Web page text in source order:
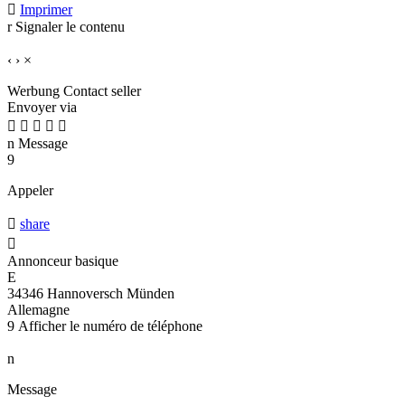
 Imprimer
r Signaler le contenu
‹ › ×
Werbung Contact seller
Envoyer via
    
n Message
9
Appeler
 share

Annonceur basique
E
34346 Hannoversch Münden
Allemagne
9 Afficher le numéro de téléphone
n
Message